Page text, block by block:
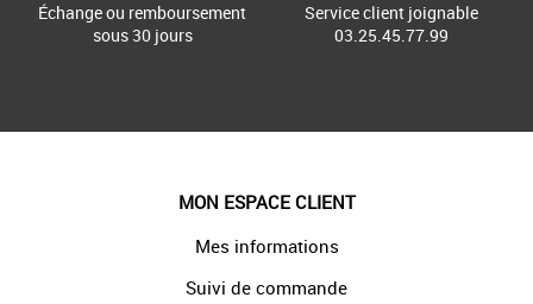
Échange ou remboursement
sous 30 jours
Service client joignable
03.25.45.77.99
MON ESPACE CLIENT
Mes informations
Suivi de commande